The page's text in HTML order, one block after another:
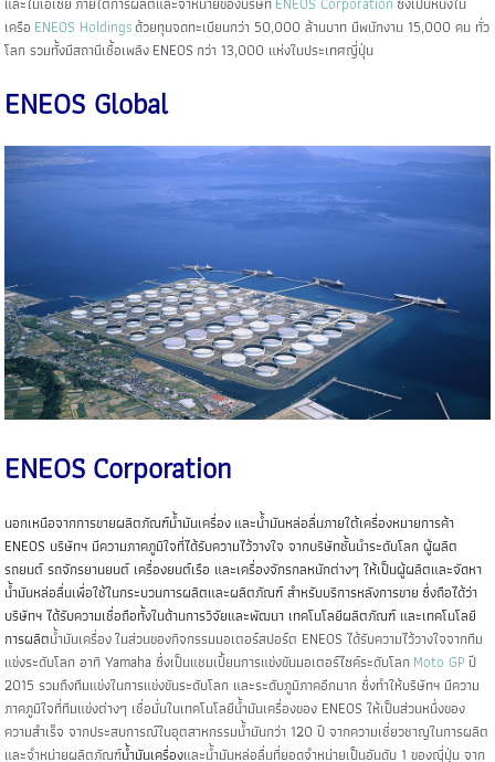
เครือ ENEOS Holdingsด้วยทุนจดทะเบียนกว่า 50,000 ล้านบาท มีพนักงาน 15,000 คน ทั่ว
โลก รวมทั้งมีสถานีเชื้อเพลิง ENEOS กว่า 13,000 แห่งในประเทศญี่ปุ่น
ENEOS Global
ENEOS Corporation
นอกเหนือจากการขายผลิตภัณฑ์น้ำมันเครื่อง และน้ำมันหล่อลื่นภายใต้เครื่องหมายการค้า
ENEOS บริษัทฯ มีความภาคภูมิใจที่ได้รับความไว้วางใจ จากบริษัทชั้นนำระดับโลก ผู้ผลิต
รถยนต์ รถจักรยานยนต์ เครื่องยนต์เรือ และเครื่องจักรกลหนักต่างๆ ให้เป็นผู้ผลิตและจัดหา
น้ำมันหล่อลื่นเพื่อใช้ในกระบวนการผลิตและผลิตภัณฑ์ สำหรับบริการหลังการขาย ซึ่งถือได้ว่า
บริษัทฯ ได้รับความเชื่อถือทั้งในด้านการวิจัยและพัฒนา เทคโนโลยีผลิตภัณฑ์ และเทคโนโลยี
การผลิตน้ำมันเครื่องในส่วนของกิจกรรมมอเตอร์สปอร์ต ENEOS ได้รับความไว้วางใจจากทีม
แข่งระดับโลก อาทิ Yamaha ซึ่งเป็นแชมเปี้ยนการแข่งขันมอเตอร์ไซค์ระดับโลกMoto GPปี
2015 รวมถึงทีมแข่งในการแข่งขันระดับโลก และระดับภูมิภาคอีกมาก ซึ่งทำให้บริษัทฯ มีความ
ภาคภูมิใจที่ทีมแข่งต่างๆ เชื่อมั่นในเทคโนโลยีน้ำมันเครื่องของ ENEOS ให้เป็นส่วนหนึ่งของ
ความสำเร็จ จากประสบการณ์ในอุตสาหกรรมน้ำมันกว่า 120 ปี จากความเชี่ยวชาญในการผลิต
และจำหน่ายผลิตภัณฑ์น้ำมันเครื่องและน้ำมันหล่อลื่นที่ยอดจำหน่ายเป็นอันดับ 1 ของญี่ปุ่น จาก